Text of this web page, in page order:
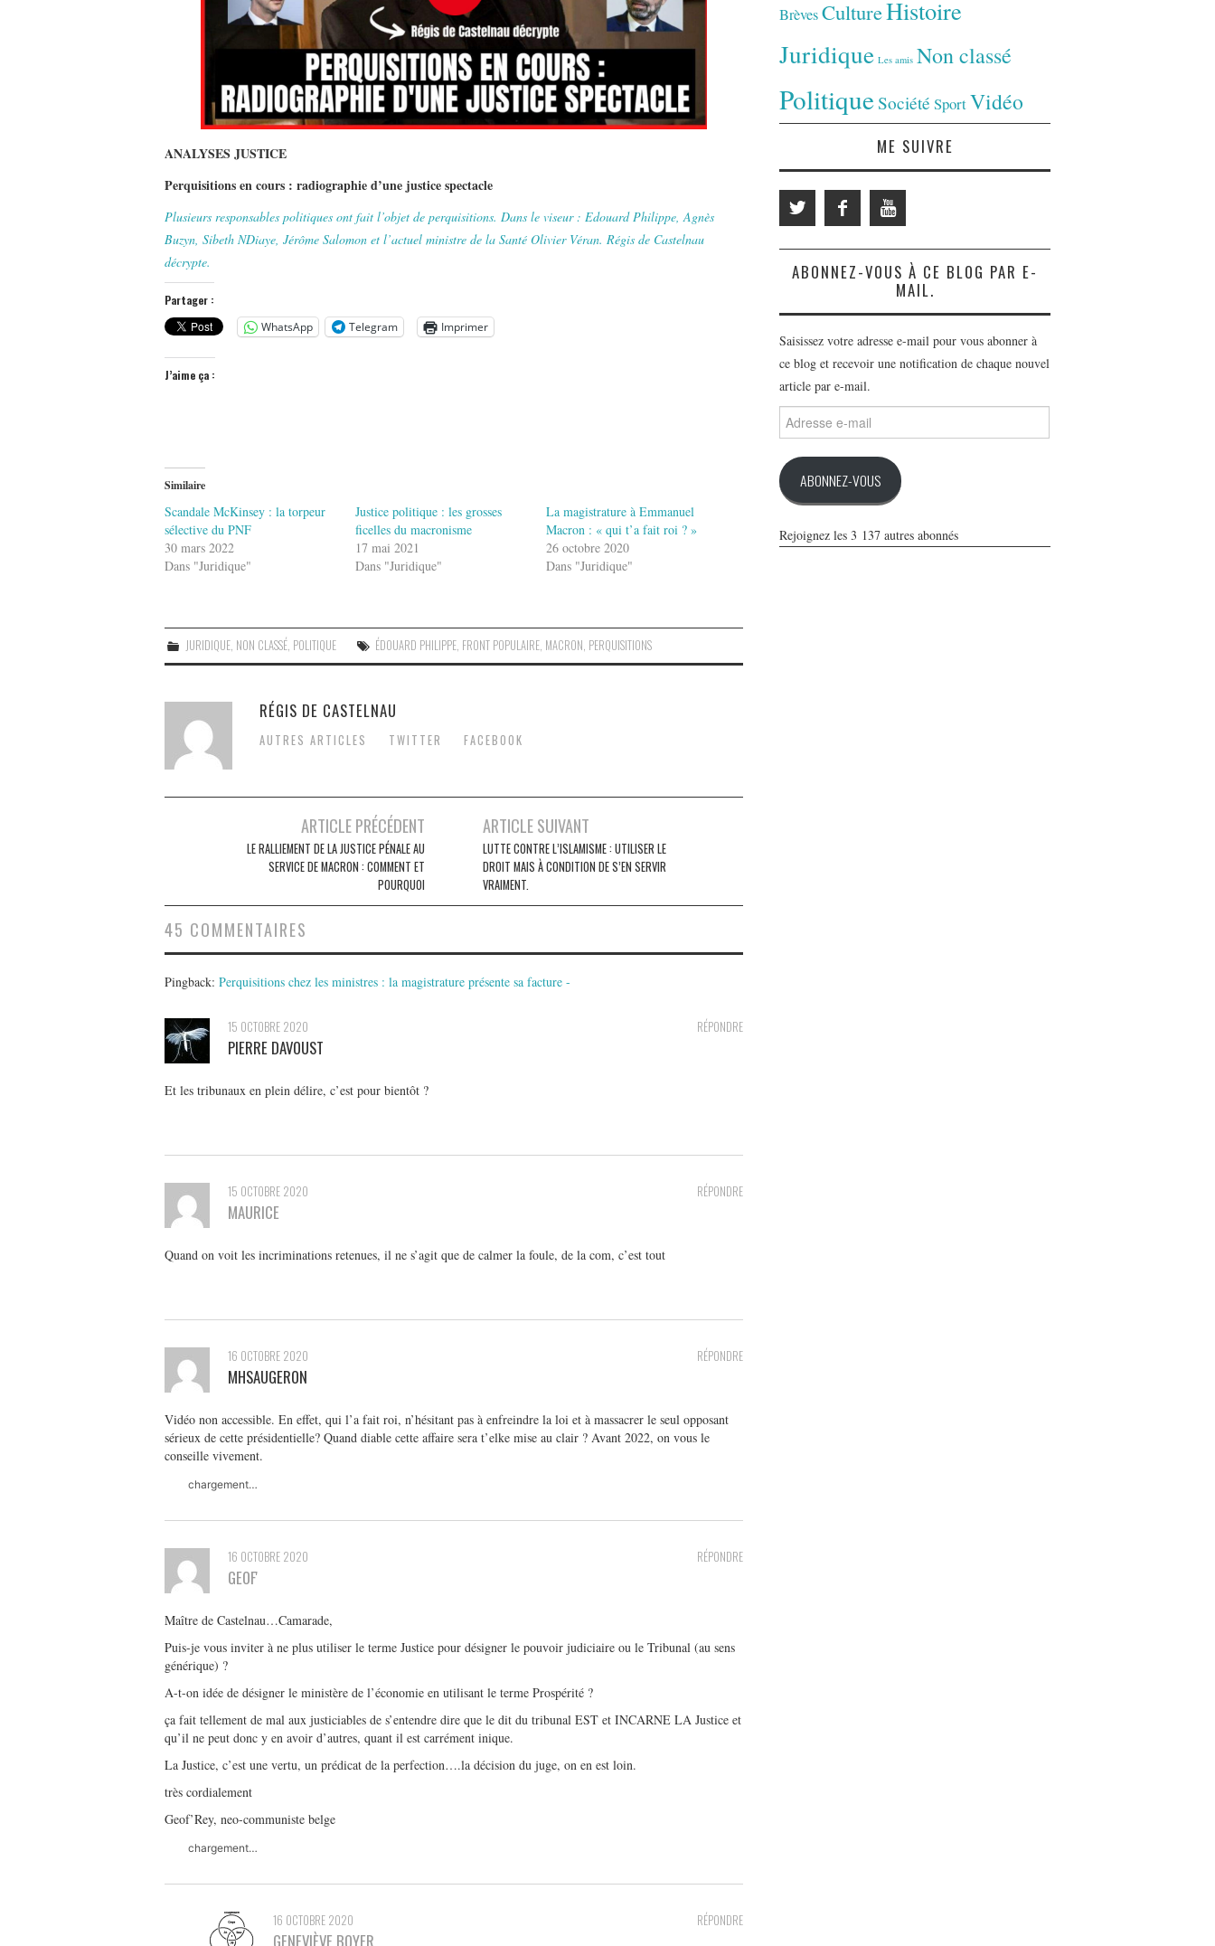
ANALYSES JUSTICE
Perquisitions en cours : radiographie d’une justice spectacle
Plusieurs responsables politiques ont fait l’objet de perquisitions. Dans le viseur : Edouard Philippe, Agnès
Buzyn, Sibeth NDiaye, Jérôme Salomon et l’actuel ministre de la Santé Olivier Véran. Régis de Castelnau
décrypte.
Partager :
WhatsApp
Telegram Imprimer
J’aime ça :
Similaire
Scandale McKinsey : la torpeur
sélective du PNF
30 mars 2022
Dans "Juridique"
Justice politique : les grosses
ficelles du macronisme
17 mai 2021
Dans "Juridique"
La magistrature à Emmanuel
Macron : « qui t’a fait roi ? »
26 octobre 2020
Dans "Juridique"
JURIDIQUE, NON CLASSÉ, POLITIQUE ÉDOUARD PHILIPPE, FRONT POPULAIRE, MACRON, PERQUISITIONS
RÉGIS DE CASTELNAU
AUTRES ARTICLES TWITTER FACEBOOK
navigation
ARTICLE PRÉCÉDENT
LE RALLIEMENT DE LA JUSTICE PÉNALE AU
SERVICE DE MACRON : COMMENT ET
POURQUOI
ARTICLE SUIVANT
LUTTE CONTRE L’ISLAMISME : UTILISER LE
DROIT MAIS À CONDITION DE S’EN SERVIR
VRAIMENT.
45 COMMENTAIRES
Pingback: Perquisitions chez les ministres : la magistrature présente sa facture -
RÉPONDRE
15 OCTOBRE 2020
PIERRE DAVOUST
Et les tribunaux en plein délire, c’est pour bientôt ?
RÉPONDRE
15 OCTOBRE 2020
MAURICE
Quand on voit les incriminations retenues, il ne s’agit que de calmer la foule, de la com, c’est tout
RÉPONDRE
16 OCTOBRE 2020
MHSAUGERON
Vidéo non accessible. En effet, qui l’a fait roi, n’hésitant pas à enfreindre la loi et à massacrer le seul opposant
sérieux de cette présidentielle? Quand diable cette affaire sera t’elke mise au clair ? Avant 2022, on vous le
conseille vivement.
chargement…
RÉPONDRE
16 OCTOBRE 2020
GEOF'
Maître de Castelnau…Camarade,
Puis-je vous inviter à ne plus utiliser le terme Justice pour désigner le pouvoir judiciaire ou le Tribunal (au sens
générique) ?
A-t-on idée de désigner le ministère de l’économie en utilisant le terme Prospérité ?
ça fait tellement de mal aux justiciables de s’entendre dire que le dit du tribunal EST et INCARNE LA Justice et
qu’il ne peut donc y en avoir d’autres, quant il est carrément inique.
La Justice, c’est une vertu, un prédicat de la perfection….la décision du juge, on en est loin.
très cordialement
Geof’Rey, neo-communiste belge
chargement…
RÉPONDRE
16 OCTOBRE 2020
GENEVIÈVE BOYER
BrèvesCultureHistoire
Juridique Les amis Non classé
PolitiqueSociété SportVidéo
ME SUIVRE
ABONNEZ-VOUS À CE BLOG PAR E-
MAIL.
Saisissez votre adresse e-mail pour vous abonner à
ce blog et recevoir une notification de chaque nouvel
article par e-mail.
Adresse
e-
ABONNEZ-VOUS
Rejoignez les 3 137 autres abonnés